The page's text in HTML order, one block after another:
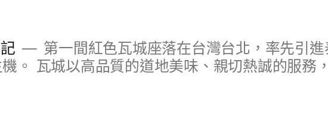
第一間紅色瓦城座落在台灣台北，率先引
。 瓦城以高品質的道地美味、親切熱誠的服務